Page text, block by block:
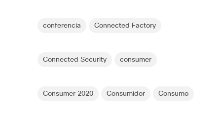
conferencia Connected Factory
Connected Security consumer
Consumer 2020 Consumidor Consumo